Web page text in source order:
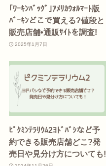
｢ﾜｰｷﾝﾊﾞｯｸﾞ｣ｱﾒﾘｶｳｫﾙﾏｰﾄ版
ﾊﾞｰｷﾝどこで買える?値段と
販売店舗•通販ｻｲﾄを調査!
2025年1月7日
ﾋﾟｸﾐﾝﾃﾗﾘｳﾑ2ﾖﾄﾞﾊﾞｼなど予
約できる販売店舗どこ?発
売日や見分け方についても!